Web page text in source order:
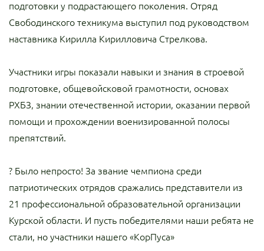
подготовки у подрастающего поколения. Отряд
Свободинского техникума выступил под руководством
наставника Кирилла Кирилловича Стрелкова.
Участники игры показали навыки и знания в строевой
подготовке, общевойсковой грамотности, основах
РХБЗ, знании отечественной истории, оказании первой
помощи и прохождении военизированной полосы
препятствий.
? Было непросто! За звание чемпиона среди
патриотических отрядов сражались представители из
21 профессиональной образовательной организации
Курской области. И пусть победителями наши ребята не
стали, но участники нашего «КорПуса»